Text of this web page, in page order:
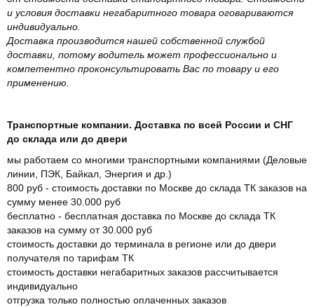
и условия доставки негабаритного товара оговариваются
индивидуально.
Доставка производится нашей собственной службой
доставки, потому водитель может профессионально и
компетентно проконсультировать Вас по товару и его
применению.
Транспортные компании. Доставка по всей России и СНГ
до склада или до двери
мы работаем со многими транспортными компаниями (Деловые
линии, ПЭК, Байкал, Энергия и др.)
800 руб - стоимость доставки по Москве до склада ТК заказов на
сумму менее 30.000 руб
бесплатно - бесплатная доставка по Москве до склада ТК
заказов на сумму от 30.000 руб
стоимость доставки до терминала в регионе или до двери
получателя по тарифам ТК
стоимость доставки негабаритных заказов рассчитывается
индивидуально
отгрузка только полностью оплаченных заказов